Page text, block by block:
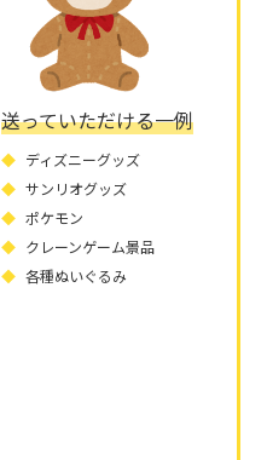
送っていただける一例
ディズニーグッズ
サンリオグッズ
ポケモン
クレーンゲーム景品
各種ぬいぐるみ